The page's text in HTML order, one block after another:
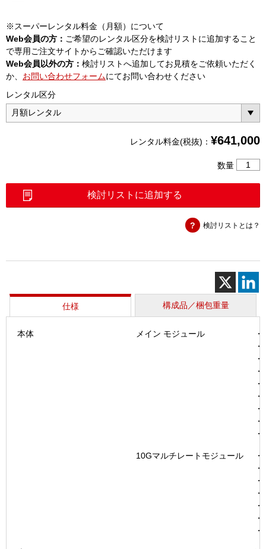
※スーパーレンタル料金（月額）について
Web会員の方： ご希望のレンタル区分を検討リストに追加すること
で専用ご注文サイトからご確認いただけます
Web会員以外の方： 検討リストへ追加してお見積をご依頼いただく
か、 お問い合わせフォームにてお問い合わせください
レンタル区分
レンタル料金(税抜)： ¥641,000
数量
ク
タ
プ
ロ
検討リストに追加する
検討リストとは？
仕様 構成品／梱包重量
本体 メイン モジュール
10Gマルチレートモジュール